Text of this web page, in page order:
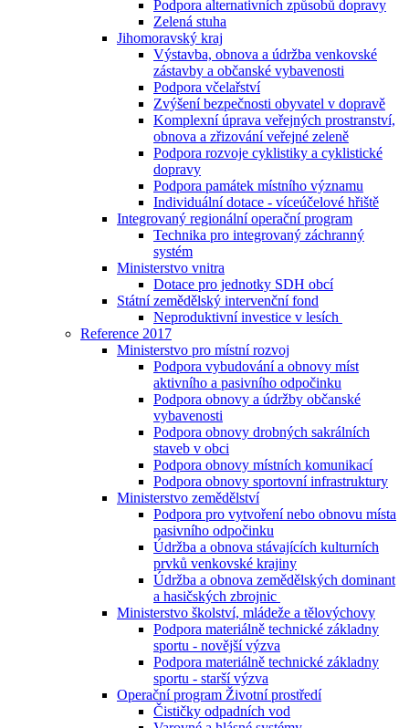
Podpora alternativních způsobů dopravy
Zelená stuha
Jihomoravský kraj
Výstavba, obnova a údržba venkovské
zástavby a občanské vybavenosti
Podpora včelařství
Zvýšení bezpečnosti obyvatel v dopravě
Komplexní úprava veřejných prostranství,
obnova a zřizování veřejné zeleně
Podpora rozvoje cyklistiky a cyklistické
dopravy
Podpora památek místního významu
Individuální dotace - víceúčelové hřiště
Integrovaný regionální operační program
Technika pro integrovaný záchranný
systém
Ministerstvo vnitra
Dotace pro jednotky SDH obcí
Státní zemědělský intervenční fond
Neproduktivní investice v lesích
Reference 2017
Ministerstvo pro místní rozvoj
Podpora vybudování a obnovy míst
aktivního a pasivního odpočinku
Podpora obnovy a údržby občanské
vybavenosti
Podpora obnovy drobných sakrálních
staveb v obci
Podpora obnovy místních komunikací
Podpora obnovy sportovní infrastruktury
Ministerstvo zemědělství
Podpora pro vytvoření nebo obnovu místa
pasivního odpočinku
Údržba a obnova stávajících kulturních
prvků venkovské krajiny
Údržba a obnova zemědělských dominant
a hasičských zbrojnic
Ministerstvo školství, mládeže a tělovýchovy
Podpora materiálně technické základny
sportu - novější výzva
Podpora materiálně technické základny
sportu - starší výzva
Operační program Životní prostředí
Čističky odpadních vod